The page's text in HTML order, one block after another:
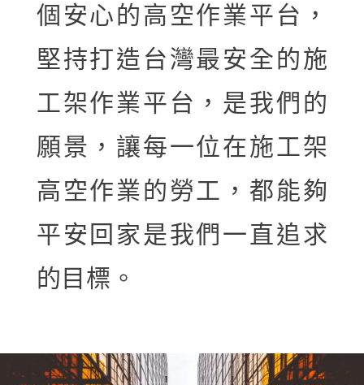
個安心的高空作業平台，
堅持打造台灣最安全的施
工架作業平台，是我們的
願景，讓每一位在施工架
高空作業的勞工，都能夠
平安回家是我們一直追求
的目標。